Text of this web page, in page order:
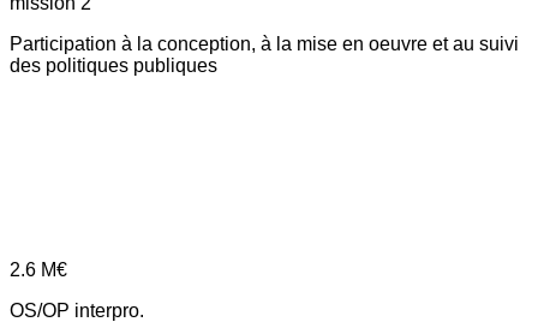
Participation à la conception, à la mise en oeuvre et au suivi
des politiques publiques
2.6 M€
OS/OP interpro.